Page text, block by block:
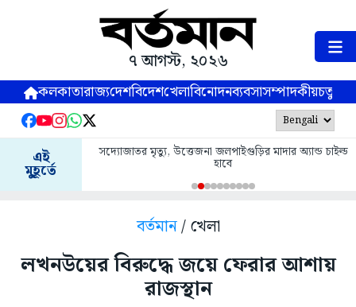
৭ আগস্ট, ২০২৬
কলকাতারাজ্যদেশবিদেশখেলাবিনোদনব্যবসাসম্পাদকীয়
এই
মুহূর্তে
সদ্যোজাতর মৃত্যু, উত্তেজনা জলপাইগুড়ির মাদার অ্যান্ড চাইল্ড
হাবে
বর্তমান/ খেলা
লখনউয়ের বিরুদ্ধে জয়ে ফেরার আশায়
রাজস্থান